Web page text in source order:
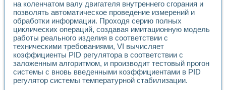
Использование систем технического зрения для контроля
Исследование электромагнитных переходных процессов
Применение LabVIEW при разработке обучающих
Разработка виртуальных тренажеров путем
Система блокировок, сигнализации и защиты ускорителя
Система сбора данных и управления процессом
Управление температурой газовой среды специальной
Разработка программного обеспечения с
Использование технологий NATIONAL INSTRUMENTS
на коленчатом валу двигателя внутреннего сгорания и
позволять автоматическое проведение измерений и
обработки информации. Проходя серию полных
циклических операций, создавая имитационную модель
работы реального изделия в соответствии с
техническими требованиями, VI вычисляет
коэффициенты PID регулятора в соответствии с
заложенным алгоритмом, и производит тестовый прогон
системы с вновь введенными коэффициентами в PID
регулятор системы температурной стабилизации.